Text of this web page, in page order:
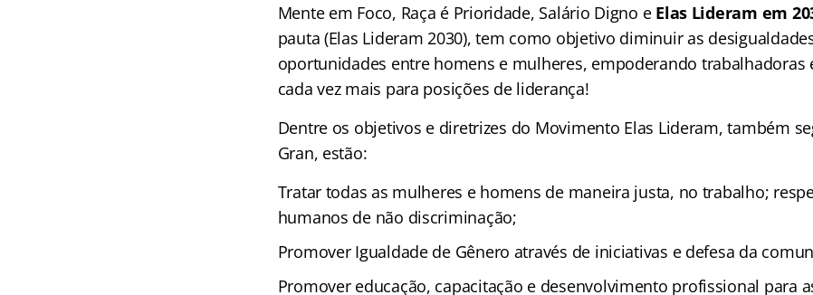
Mente em Foco, Raça é Prioridade, Salário Digno e Elas Lideram em
pauta (Elas Lideram 2030), tem como objetivo diminuir as
oportunidades entre homens e mulheres, empoderando trabalhadoras
cada vez mais para posições de liderança!
Dentre os objetivos e diretrizes do Movimento Elas Lideram, também
Gran, estão:
Tratar todas as mulheres e homens de maneira justa, no trabalho;
humanos de não discriminação;
Promover Igualdade de Gênero através de iniciativas e defesa da
Promover educação, capacitação e desenvolvimento profissional para